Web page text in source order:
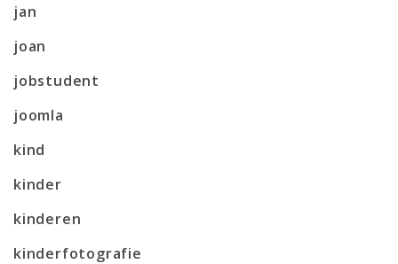
jan
joan
jobstudent
joomla
kind
kinder
kinderen
kinderfotografie